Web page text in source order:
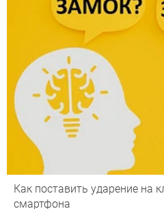
Как поставить ударение на
смартфона